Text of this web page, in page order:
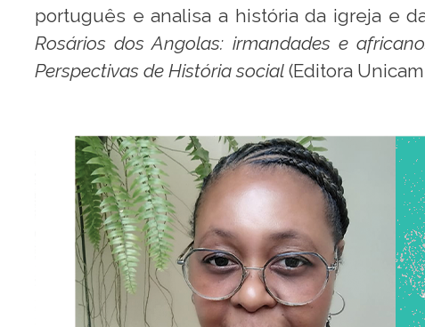
português e analisa a história da igreja e
Rosários dos Angolas: irmandades e
Perspectivas de História social (Editora